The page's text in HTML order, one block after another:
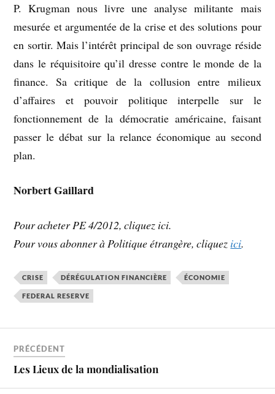
P. Krugman nous livre une analyse militante mais
mesurée et argumentée de la crise et des solutions pour
en sortir. Mais l’intérêt principal de son ouvrage réside
dans le réquisitoire qu’il dresse contre le monde de la
finance. Sa critique de la collusion entre milieux
d’affaires et pouvoir politique interpelle sur le
fonctionnement de la démocratie américaine, faisant
passer le débat sur la relance économique au second
plan.
Norbert Gaillard
Pour acheter PE 4/2012, cliquez ici.
Pour vous abonner àPolitique étrangère, cliquez ici.
CRISE DÉRÉGULATION FINANCIÈRE ÉCONOMIE
FEDERAL RESERVE
PRÉCÉDENT
Les Lieux de la mondialisation